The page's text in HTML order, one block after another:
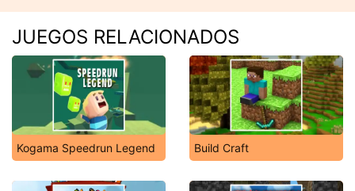
JUEGOS RELACIONADOS
Kogama Speedrun Legend Build Craft